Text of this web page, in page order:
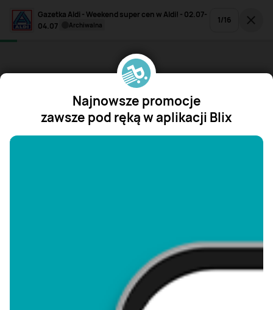
Gazetka Aldi - Weekend super cen w Aldi! - 02.07-
04.07
archiwalna 1/16
Najnowsze promocje
zawsze pod ręką w aplikacji Blix
"/>